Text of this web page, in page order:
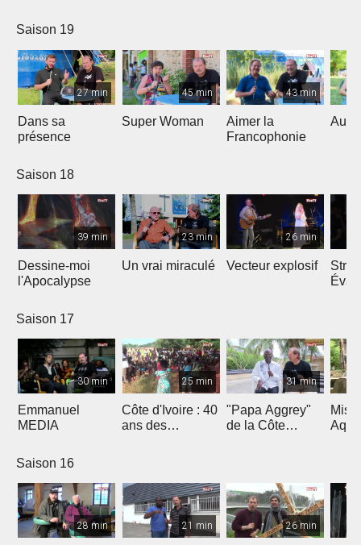
Saison 19
27 min
Dans sa
présence
45 min
Super Woman
43 min
Aimer la
Francophonie
Au
Saison 18
39 min
Dessine-moi
l'Apocalypse
23 min
Un vrai miraculé
26 min
Vecteur explosif
Saison 17
30 min
Emmanuel
MEDIA
25 min
Côte d'Ivoire : 40
ans des
31 min
"Papa Aggrey"
de la Côte
Saison 16
28 min 21 min 26 min